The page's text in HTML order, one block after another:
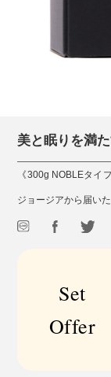
美と眠りを満
《300g NOBLEタイ
ジョージアから届い
Set
Offer